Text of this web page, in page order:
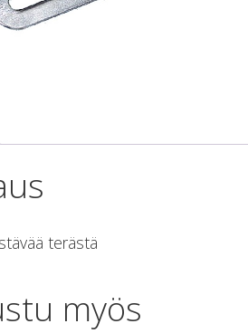
terästä
myös